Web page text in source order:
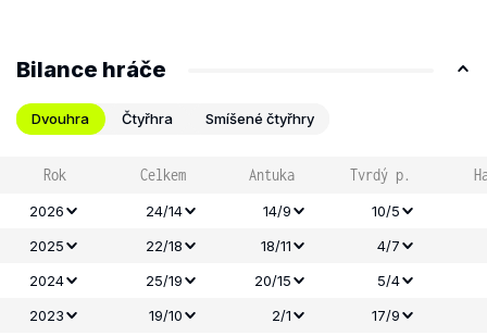
Bilance hráče
Dvouhra Čtyřhra Smíšené čtyřhry
Rok Celkem Antuka Tvrdý p.
2026 24/14 14/9
10/5
2025
22/18 18/11
4/7
2024
25/19 20/15
5/4
2023
19/10 2/1
17/9